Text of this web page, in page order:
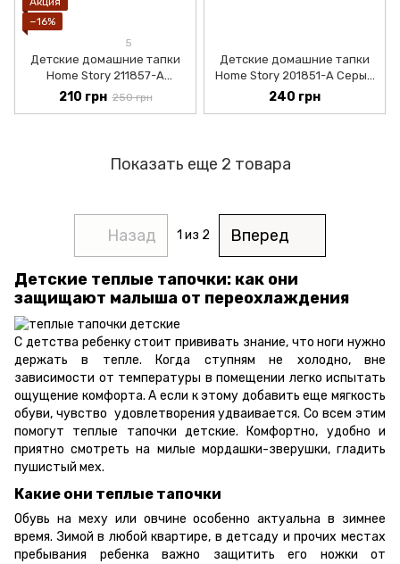
−16%
5
Детские домашние тапки
Home Story 211857-A
(Жёлтый-29)
210 грн 250 грн
Детские домашние тапки
Home Story 201851-А Серый
(31)
240 грн
Показать еще 2 товара
Назад 1 из 2 Вперед
Детские теплые тапочки: как они
защищают малыша от переохлаждения
С детства ребенку стоит прививать знание, что ноги нужно
держать в тепле. Когда ступням не холодно, вне
зависимости от температуры в помещении легко испытать
ощущение комфорта. А если к этому добавить еще мягкость
обуви, чувство удовлетворения удваивается. Со всем этим
помогут теплые тапочки детские. Комфортно, удобно и
приятно смотреть на милые мордашки-зверушки, гладить
пушистый мех.
Какие они теплые тапочки
Обувь на меху или овчине особенно актуальна в зимнее
время. Зимой в любой квартире, в детсаду и прочих местах
пребывания ребенка важно защитить его ножки от